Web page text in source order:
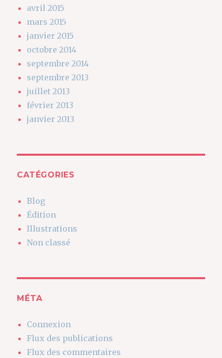
avril 2015
mars 2015
janvier 2015
octobre 2014
septembre 2014
septembre 2013
juillet 2013
février 2013
janvier 2013
CATÉGORIES
Blog
Édition
Illustrations
Non classé
MÉTA
Connexion
Flux des publications
Flux des commentaires